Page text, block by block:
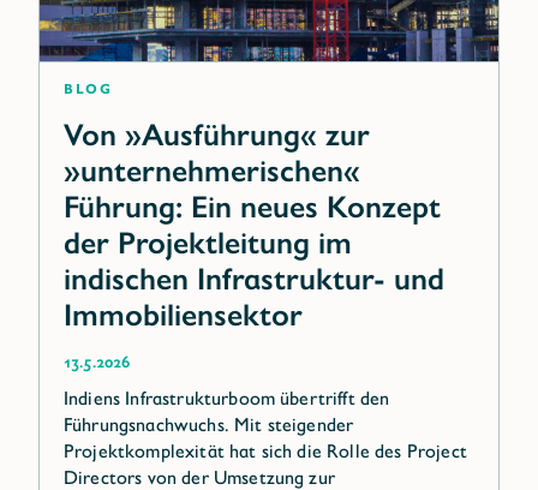
Blog
Von »Ausführung« zur
»unternehmerischen«
Führung: Ein neues Konzept
der Projektleitung im
indischen Infrastruktur- und
Immobiliensektor
13.5.2026
Indiens Infrastrukturboom übertrifft den
Führungsnachwuchs. Mit steigender
Projektkomplexität hat sich die Rolle des Project
Directors von der Umsetzung zur